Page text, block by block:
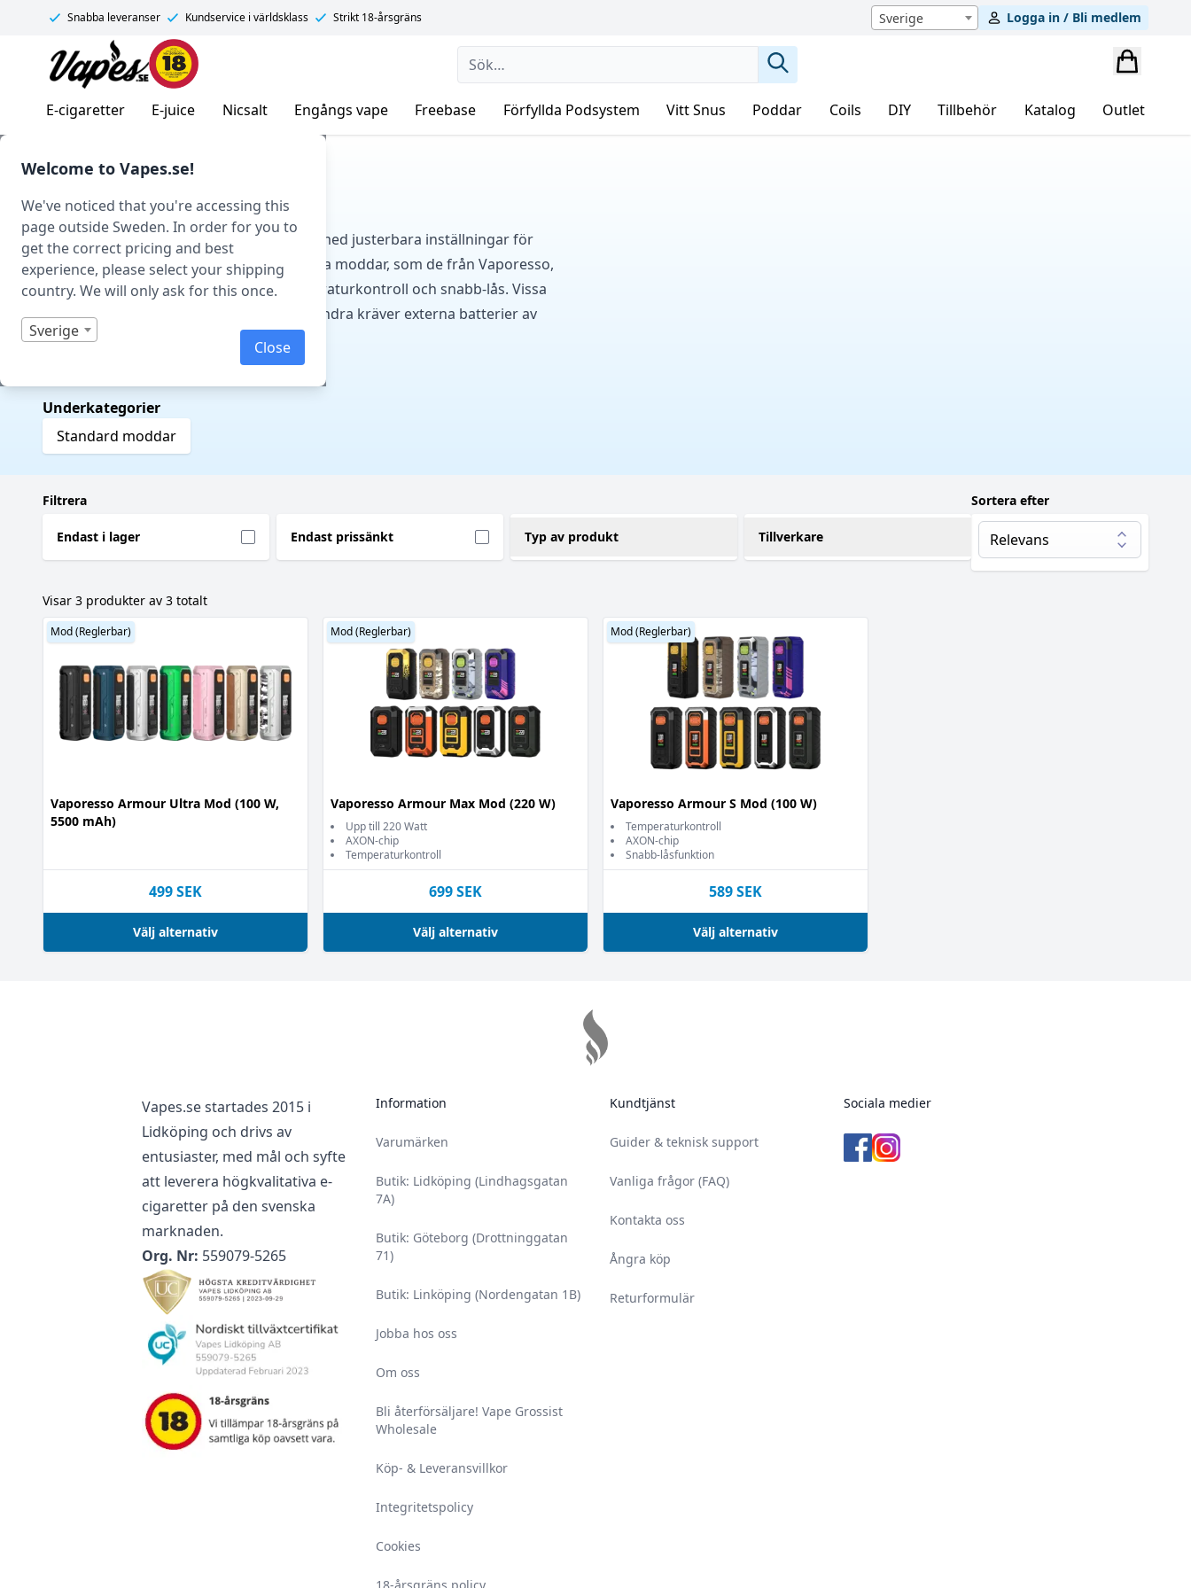
Welcome to Vapes.se!
We've noticed that you're accessing this
page outside Sweden. In order for you to
get the correct pricing and best
experience, please select your shipping
country. We will only ask for this once.
Sverige
Close
Snabba leveranser Kundservice i världsklass Strikt 18-årsgräns Sverige Logga in / Bli medlem
Vapes.se
E-cigaretter E-juice Nicsalt Engångs vape Freebase Förfyllda Podsystem Vitt Snus Poddar Coils DIY Tillbehör Katalog Outlet
Hem/ Moddar
VAPE MODDAR
Vape moddar är enheter för e-cigaretter med justerbara inställningar för
watt, spänning och temperatur. Reglerbara moddar, som de från Vaporesso,
har kretskort med funktioner som temperaturkontroll och snabb-lås. Vissa
modeller har inbyggda batterier, medan andra kräver externa batterier av
typ 18650, 20700 eller 21700.
Underkategorier
Standard moddar
Filtrera
Endast i lager Endast prissänkt Typ av produkt Tillverkare
Sortera efter
Visar 3 produkter av 3 totalt
Vaporesso Armour Ultra Mod (100 W,
5500 mAh)
Mod (Reglerbar)
499SEK
Välj alternativ
Vaporesso Armour Max Mod (220 W)
Upp till 220 Watt
AXON-chip
Temperaturkontroll
Mod (Reglerbar)
699SEK
Välj alternativ
Vaporesso Armour S Mod (100 W)
Temperaturkontroll
AXON-chip
Snabb-låsfunktion
Mod (Reglerbar)
589SEK
Välj alternativ
Vapes.se startades 2015 i
Lidköping och drivs av
entusiaster, med mål och syfte
att leverera högkvalitativa e-
cigaretter på den svenska
marknaden.
Org. Nr: 559079-5265
Information
Varumärken
Butik: Lidköping (Lindhagsgatan
7A)
Butik: Göteborg (Drottninggatan
71)
Butik: Linköping (Nordengatan 1B)
Jobba hos oss
Om oss
Bli återförsäljare! Vape Grossist
Wholesale
Köp- & Leveransvillkor
Integritetspolicy
Cookies
Kundtjänst
Guider & teknisk support
Vanliga frågor (FAQ)
Kontakta oss
Ångra köp
Returformulär
Sociala medier